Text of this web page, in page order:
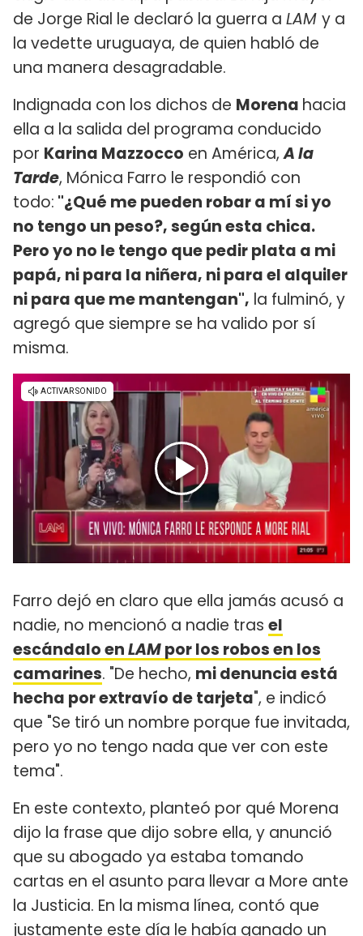
de Jorge Rial le declaró la guerra a LAM y a
la vedette uruguaya, de quien habló de
una manera desagradable.
Indignada con los dichos de Morena hacia
ella a la salida del programa conducido
por Karina Mazzocco en América,A la
Tarde, Mónica Farro le respondió con
todo: "¿Qué me pueden robar a mí si yo
no tengo un peso?, según esta chica.
Pero yo no le tengo que pedir plata a mi
papá, ni para la niñera, ni para el alquiler
ni para que me mantengan", la fulminó, y
agregó que siempre se ha valido por sí
misma.
Farro dejó en claro que ella jamás acusó a
nadie, no mencionó a nadie tras el
escándalo enLAMpor los robos en los
camarines. "De hecho, mi denuncia está
hecha por extravío de tarjeta", e indicó
que "Se tiró un nombre porque fue invitada,
pero yo no tengo nada que ver con este
tema".
En este contexto, planteó por qué Morena
dijo la frase que dijo sobre ella, y anunció
que su abogado ya estaba tomando
cartas en el asunto para llevar a More ante
la Justicia. En la misma línea, contó que
justamente este día le había ganado un